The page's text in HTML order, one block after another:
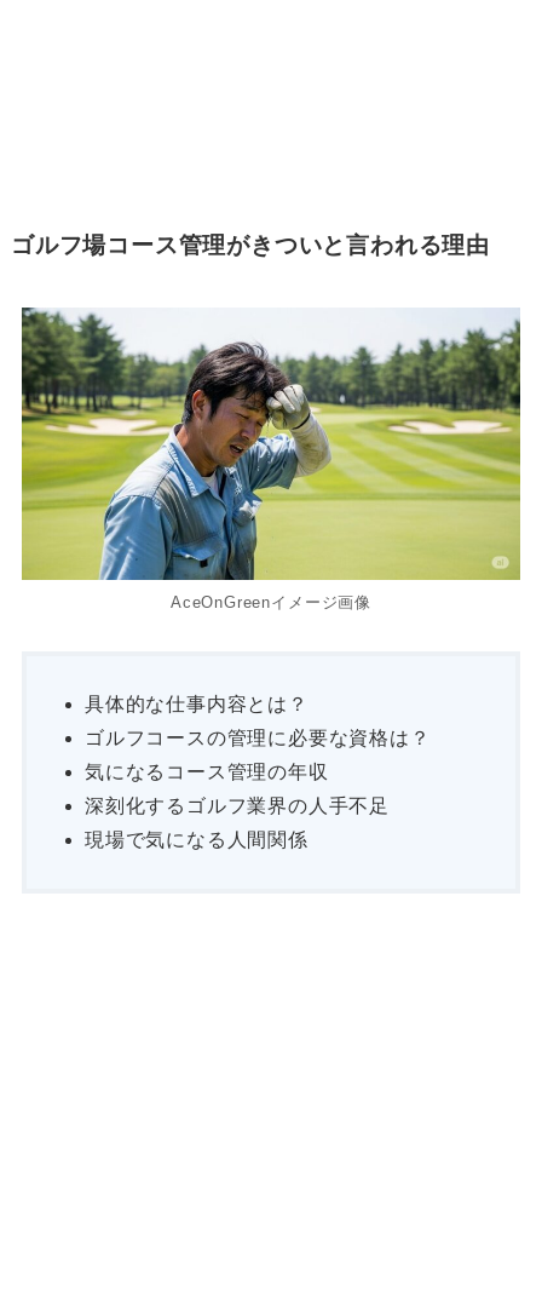
ゴルフ場コース管理がきついと言われる理由
AceOnGreenイメージ画像
具体的な仕事内容とは？
ゴルフコースの管理に必要な資格は？
気になるコース管理の年収
深刻化するゴルフ業界の人手不足
現場で気になる人間関係